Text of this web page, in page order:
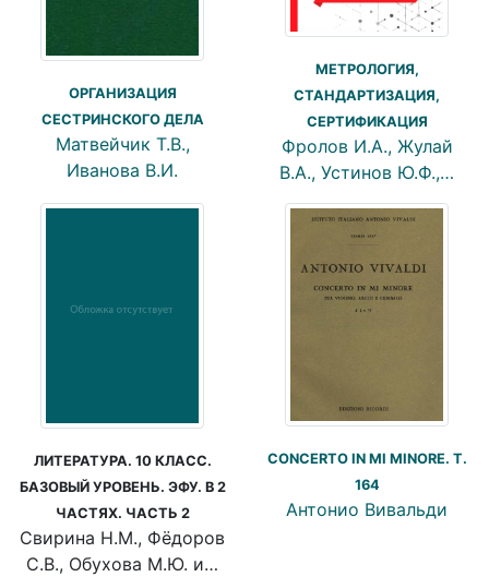
ОРГАНИЗАЦИЯ
СЕСТРИНСКОГО ДЕЛА
Матвейчик Т.В.,
Иванова В.И.
МЕТРОЛОГИЯ,
СТАНДАРТИЗАЦИЯ,
СЕРТИФИКАЦИЯ
Фролов И.А., Жулай
В.А., Устинов Ю.Ф.,…
ЛИТЕРАТУРА. 10 КЛАСС.
БАЗОВЫЙ УРОВЕНЬ. ЭФУ. В 2
ЧАСТЯХ. ЧАСТЬ 2
Свирина Н.М., Фёдоров
С.В., Обухова М.Ю. и…
CONCERTO IN MI MINORE. T.
164
Антонио Вивальди